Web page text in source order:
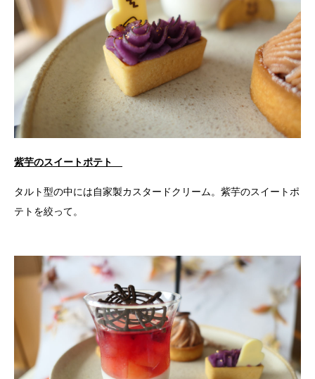
紫芋のスイートポテト
タルト型の中には自家製カスタードクリーム。紫芋のスイートポ
テトを絞って。